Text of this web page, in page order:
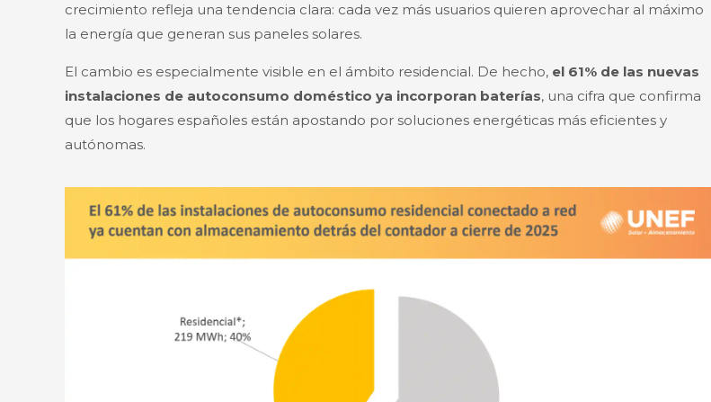
crecimiento refleja una tendencia clara: cada vez más usuarios quieren aprovechar al máximo
la energía que generan sus paneles solares.
El cambio es especialmente visible en el ámbito residencial. De hecho, el 61% de las nuevas
instalaciones de autoconsumo doméstico ya incorporan baterías, una cifra que confirma
que los hogares españoles están apostando por soluciones energéticas más eficientes y
autónomas.